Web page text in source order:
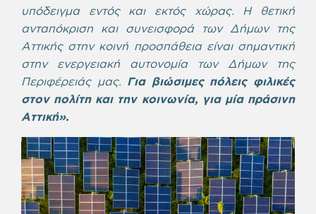
υπόδειγμα εντός και εκτός χώρας. Η θετική
ανταπόκριση και συνεισφορά των Δήμων της
Αττικής στην κοινή προσπάθεια είναι σημαντική
στην ενεργειακή αυτονομία των Δήμων της
Περιφέρειάς μας. Για βιώσιμες πόλεις φιλικές
στον πολίτη και την κοινωνία, για μία πράσινη
Αττική».